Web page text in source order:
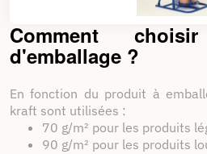
En conclusion, le calage et la
Packdiscount est votre
fournir des solutions efficaces et
dès aujourd'hui et découvrez
fiabilité de vos expéditions, un
Comment
d'emballage ?
En fonction du produit à
kraft sont utilisées :
70 g/m² pour les produits
90 g/m² pour les produits